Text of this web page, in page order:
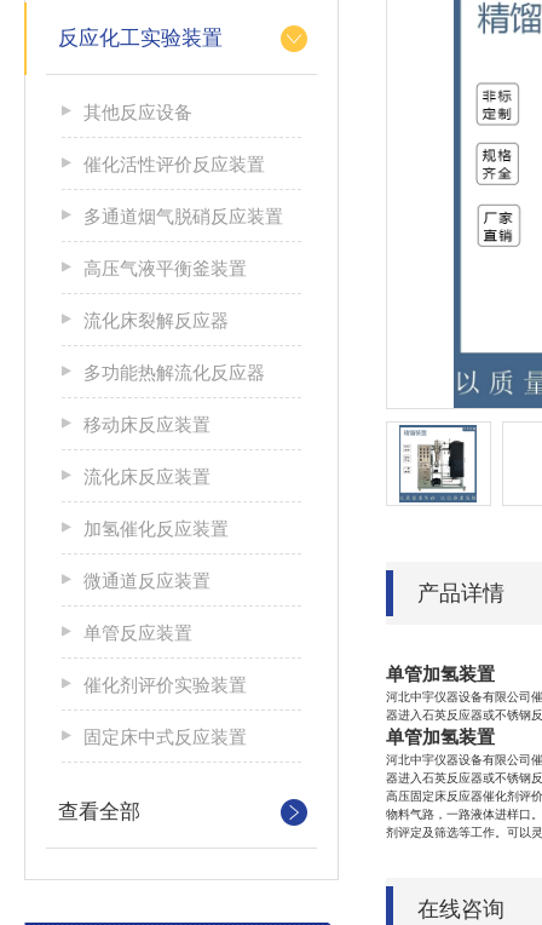
反应化工实验装置
其他反应设备
催化活性评价反应装置
多通道烟气脱硝反应装置
高压气液平衡釜装置
流化床裂解反应器
多功能热解流化反应器
移动床反应装置
流化床反应装置
加氢催化反应装置
微通道反应装置
单管反应装置
催化剂评价实验装置
固定床中式反应装置
查看全部
产品详情
单管加氢装置
河北中宇仪器设备有限公司
器进入石英反应器或不锈钢
单管加氢装置
河北中宇仪器设备有限公司
器进入石英反应器或不锈钢
高压固定床反应器催化剂评
物料气路，一路液体进样口
剂评定及筛选等工作。可以
在线咨询